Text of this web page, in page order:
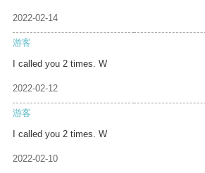
2022-02-14
游客
I called you 2 times. W
2022-02-12
游客
I called you 2 times. W
2022-02-10